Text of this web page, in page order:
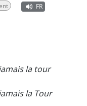
FR
la tour
la Tour